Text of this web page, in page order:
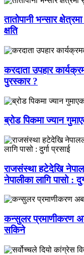
तातोपानी भन्सार
क्षति
करदाता उपहार
पुरस्कार ?
ब्रोड पिकमा ज्यान
राजसंस्था हटेदेखि
नेपालीका लागि पासो :
कन्सुलर प्रमाणीकरण
सकिने